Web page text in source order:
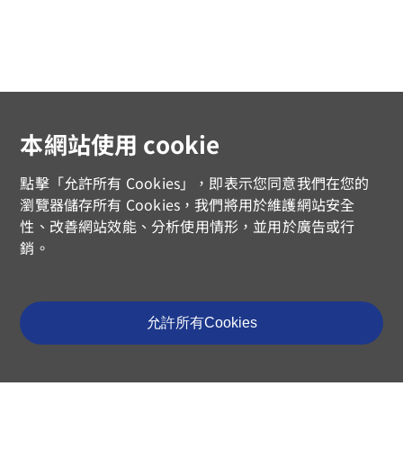
本網站使用 cookie
點擊「允許所有 Cookies」，即表示您同意我們在您的
瀏覽器儲存所有 Cookies，我們將用於維護網站安全
性、改善網站效能、分析使用情形，並用於廣告或行
銷。
允許所有Cookies